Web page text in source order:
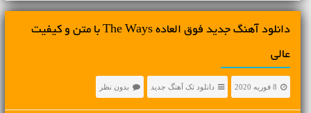
دانلود آهنگ جديد فوق العاده The Ways با متن و کیفیت
عالی
8 فوریه 2020 دانلود تک آهنگ جدید بدون نظر